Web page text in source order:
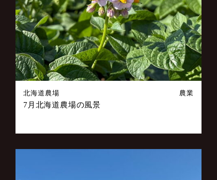
北海道農場 農業
7月北海道農場の風景